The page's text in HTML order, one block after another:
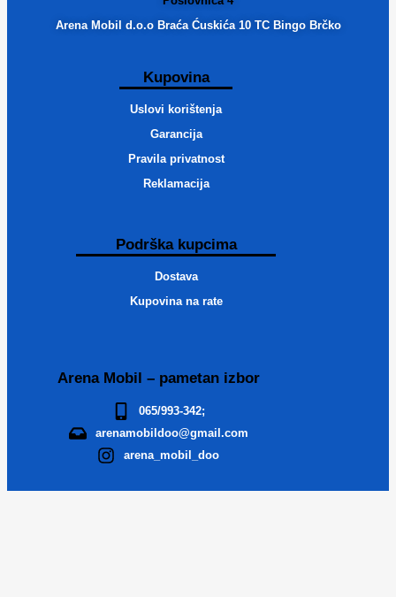
Arena Mobil d.o.o Braća Ćuskića 10 TC Bingo Brčko
Kupovina
Uslovi korištenja
Garancija
Pravila privatnost
Reklamacija
Podrška kupcima
Dostava
Kupovina na rate
Arena Mobil – pametan izbor
065/993-342;
arenamobildoo@gmail.com
arena_mobil_doo